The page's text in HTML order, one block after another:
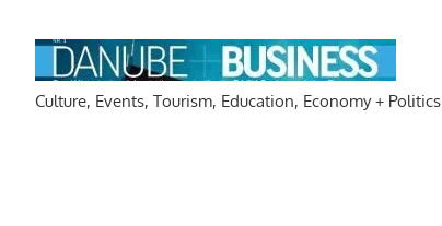
Inhalt
springen
Culture, Events, Tourism, Education, Economy + Politics